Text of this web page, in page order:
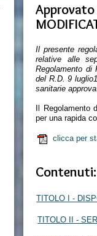
Il presente
relative alle
Regolamento di
del R.D. 9
sanitarie
Il
per una rapida
clicca per
Contenuti:
TITOLO I -
TITOLO II -